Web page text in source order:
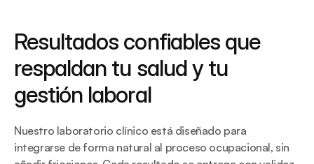
Resultados confiables que
respaldan tu salud y tu
gestión laboral
Nuestro laboratorio clínico está diseñado para
integrarse de forma natural al proceso ocupacional, sin